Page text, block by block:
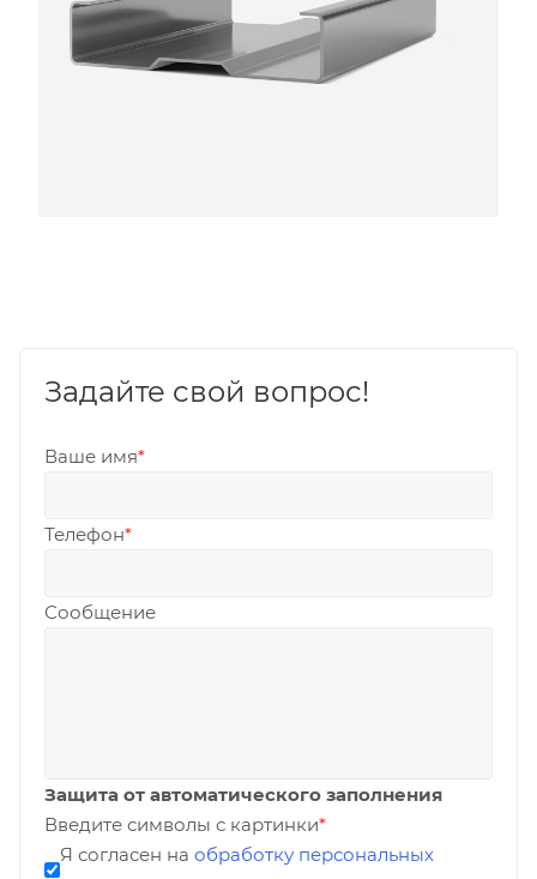
Задайте свой вопрос!
Ваше имя*
Телефон*
Сообщение
Защита от автоматического заполнения
Введите символы с картинки*
Я согласен на обработку персональных